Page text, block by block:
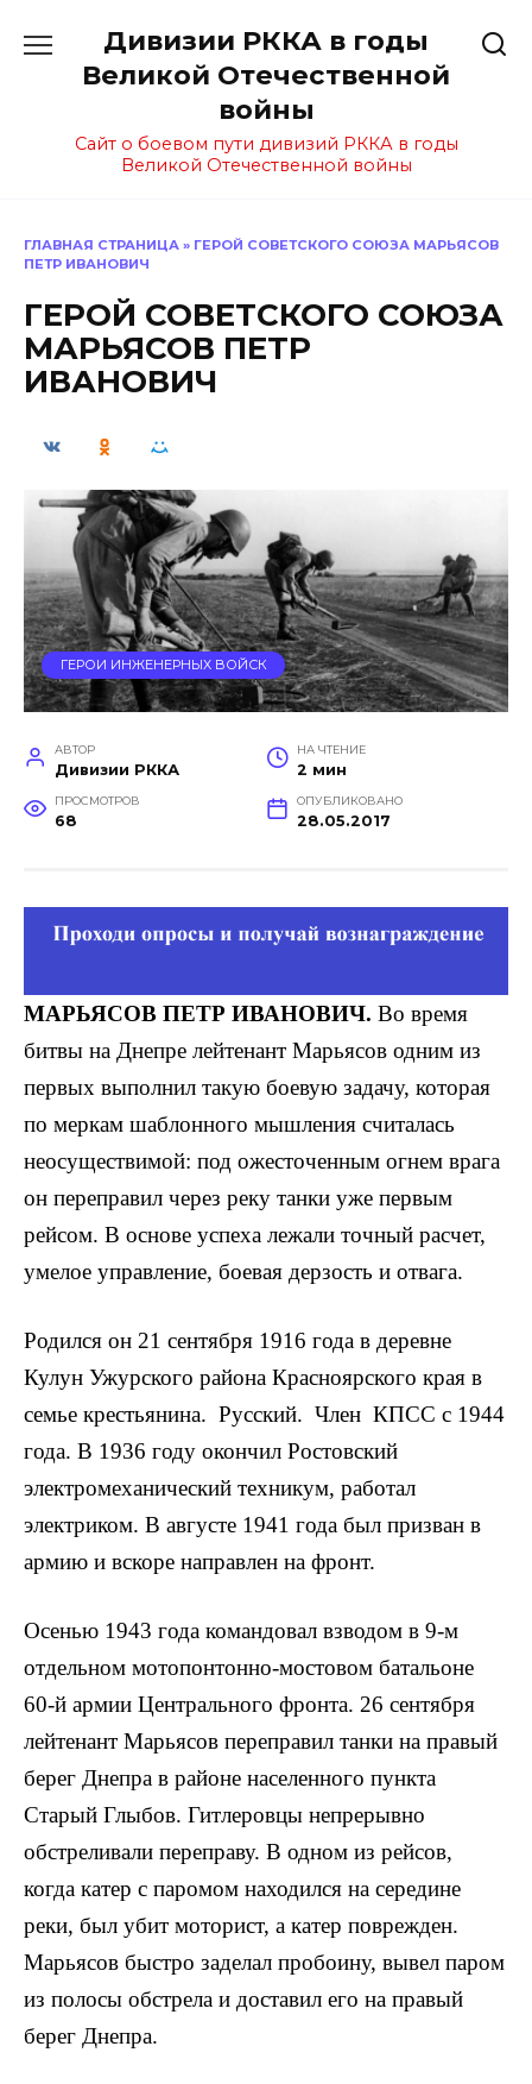
содержанию
Дивизии РККА в годы
Великой Отечественной
войны
Сайт о боевом пути дивизий РККА в годы
Великой Отечественной войны
ГЛАВНАЯ СТРАНИЦА » ГЕРОЙ СОВЕТСКОГО СОЮЗА МАРЬЯСОВ
ПЕТР ИВАНОВИЧ
ГЕРОЙ СОВЕТСКОГО СОЮЗА
МАРЬЯСОВ ПЕТР
ИВАНОВИЧ
ГЕРОИ ИНЖЕНЕРНЫХ ВОЙСК
АВТОР
Дивизии РККА
НА ЧТЕНИЕ
2 мин
ПРОСМОТРОВ
68
ОПУБЛИКОВАНО
28.05.2017
МАРЬЯСОВ ПЕТР ИВАНОВИЧ. Во время
битвы на Днепре лейте­нант Марьясов одним из
первых выполнил такую боевую задачу, ко­торая
по меркам шаблонного мыш­ления считалась
неосуществимой: под ожесточенным огнем врага
он переправил через реку танки уже первым
рейсом. В основе успеха ле­жали точный расчет,
умелое управ­ление, боевая дерзость и отвага.
Родился он 21 сентября 1916 го­да в деревне
Кулун Ужурского рай­она Красноярского края в
семье крестьянина. Русский. Член КПСС с 1944
года. В 1936 году окончил Ростовский
электромеханический техникум, работал
электриком. В августе 1941 года был призван в
армию и вскоре направлен на фронт.
Осенью 1943 года командовал взводом в 9-м
отдельном мотопонтонно-мостовом батальоне
60-й армии Центрального фронта. 26 сентября
лейтенант Марьясов переправил танки на правый
бе­рег Днепра в районе населенного пункта
Старый Глыбов. Гитле­ровцы непрерывно
обстреливали переправу. В одном из рейсов,
когда катер с паромом находился на середине
реки, был убит мо­торист, а катер поврежден.
Марьясов быстро заделал пробоину, вывел паром
из полосы обстрела и доставил его на правый
берег Днепра.